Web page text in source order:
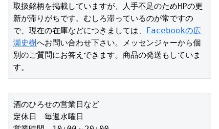
取扱銘柄を掲載していますが、人手不足のためHPの更
新が滞りがちです。むしろ滞っているのが常ですの
で、現在の在庫などにつきましては、 Facebookの広
瀬史樹へお問い合わせ下さい。メッセンジャーから個
別のご質問にお答えできます。商品の発送もしていま
す。
酒のひろせの営業日など
定休日　毎週水曜日